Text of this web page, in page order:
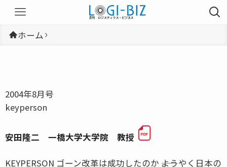
ホーム
2004年8月号
keyperson
安田隆二 一橋大学大学院 教授
KEYPERSON ゴーン改革は成功したのか ――ようやく日本の